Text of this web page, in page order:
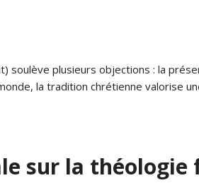
plusieurs objections : la
la tradition chrétienne valorise
sur la